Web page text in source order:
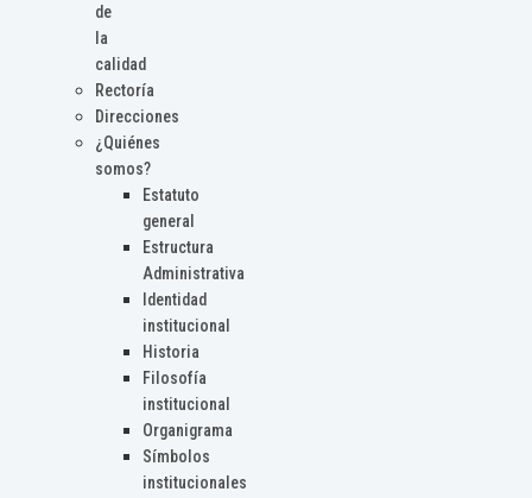
de
la
calidad
Rectoría
Direcciones
¿Quiénes
somos?
Estatuto
general
Estructura
Administrativa
Identidad
institucional
Historia
Filosofía
institucional
Organigrama
Símbolos
institucionales